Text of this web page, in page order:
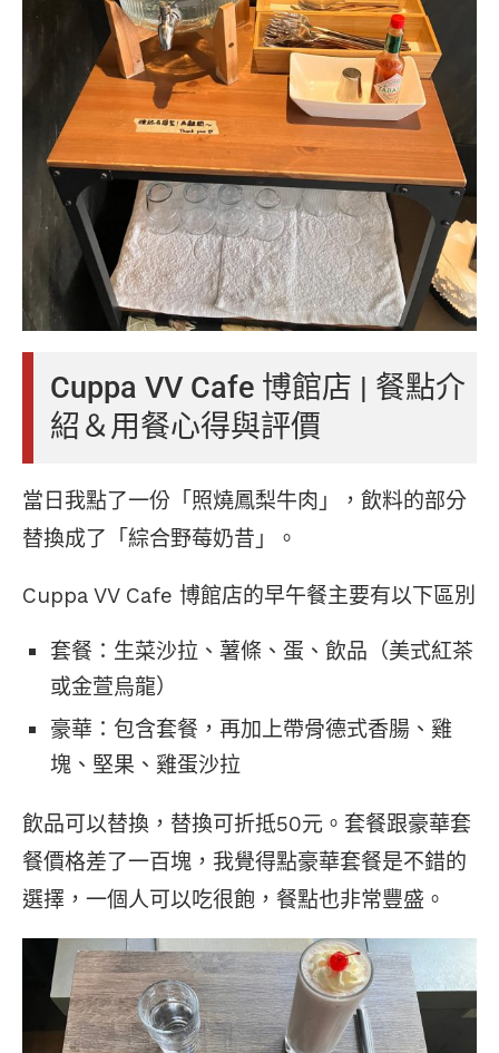
Cuppa VV Cafe 博館店 | 餐點介
紹＆用餐心得與評價
當日我點了一份「照燒鳳梨牛肉」，飲料的部分
替換成了「綜合野莓奶昔」。
Cuppa VV Cafe 博館店的早午餐主要有以下區別
套餐：生菜沙拉、薯條、蛋、飲品（美式紅茶
或金萱烏龍）
豪華：包含套餐，再加上帶骨德式香腸、雞
塊、堅果、雞蛋沙拉
飲品可以替換，替換可折抵50元。套餐跟豪華套
餐價格差了一百塊，我覺得點豪華套餐是不錯的
選擇，一個人可以吃很飽，餐點也非常豐盛。